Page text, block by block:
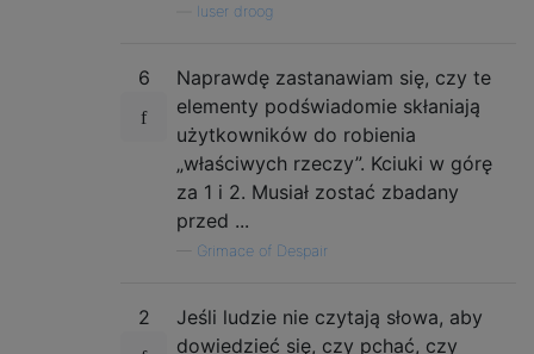
luser droog
6
Naprawdę zastanawiam się, czy te
elementy podświadomie skłaniają
użytkowników do robienia
„właściwych rzeczy”. Kciuki w górę
za 1 i 2. Musiał zostać zbadany
przed ...
Grimace of Despair
2
Jeśli ludzie nie czytają słowa, aby
dowiedzieć się, czy pchać, czy